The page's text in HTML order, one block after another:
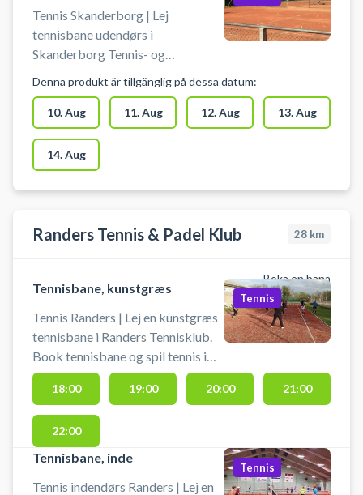
Tennis Skanderborg | Lej
tennisbane udendørs i
Skanderborg Tennis- og
tennisbane og spil tennis i
Skanderborg på grusbanerne i
tennisklubbens afdeling ved
Dyrehaven. Mulighed for gratis
parkering ved grusbanerne ved
Dyrehaven.
Denna produkt är tillgänglig på dessa datum:
10. Aug 11. Aug 12. Aug 13. Aug
14. Aug
Randers Tennis & Padel Klub 28 km
Boka en bana
Tennisbane, kunstgræs
Tennis Randers | Lej en kunstgræs
tennisbane i Randers Tennisklub.
Book tennisbane og spil tennis i
Randers på en kunstgræsbane ved
byens tennisklub.
Tennis
18:00 19:00 20:00 21:00
22:00
Tennisbane, inde
Tennis indendørs Randers | Lej en
Tennis